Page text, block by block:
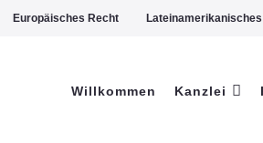
Europäisches Recht
Willkommen Kanzlei